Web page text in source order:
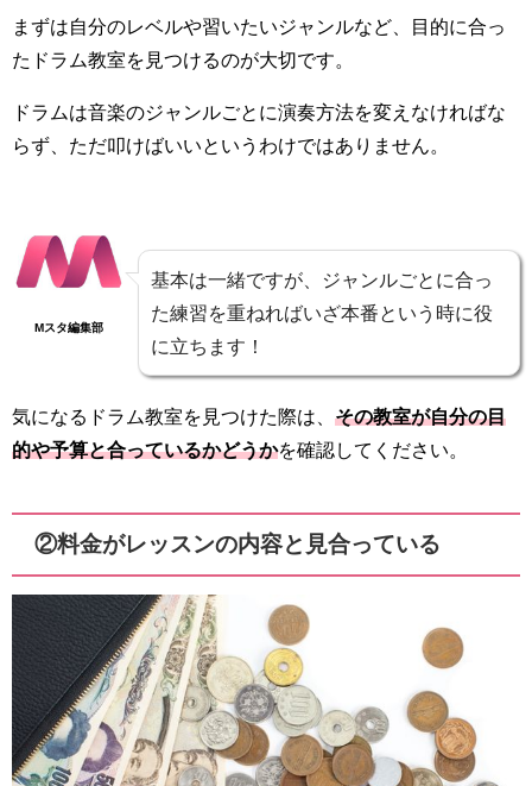
まずは自分のレベルや習いたいジャンルなど、目的に合っ
たドラム教室を見つけるのが大切です。
ドラムは音楽のジャンルごとに演奏方法を変えなければな
らず、ただ叩けばいいというわけではありません。
Mスタ編集部
基本は一緒ですが、ジャンルごとに合っ
た練習を重ねればいざ本番という時に役
に立ちます！
気になるドラム教室を見つけた際は、 その教室が自分の目
的や予算と合っているかどうかを確認してください。
②料金がレッスンの内容と見合っている